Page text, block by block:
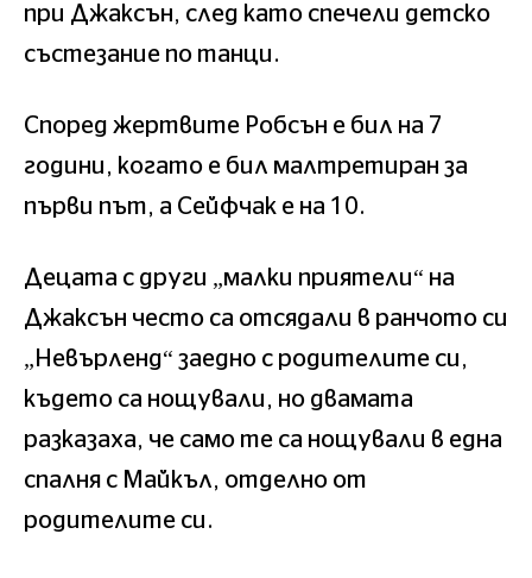
при Джаксън, след като спечели детско
състезание по танци.
Според жертвите Робсън е бил на 7
години, когато е бил малтретиран за
първи път, а Сейфчак е на 10.
Децата с други „малки приятели“ на
Джаксън често са отсядали в ранчото си
„Невърленд“ заедно с родителите си,
където са нощували, но двамата
разказаха, че само те са нощували в една
спалня с Майкъл, отделно от
родителите си.